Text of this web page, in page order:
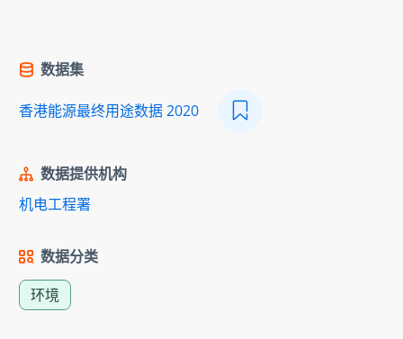
数据集
香港能源最终用途数据 2020
数据提供机构
机电工程署
数据分类
环境